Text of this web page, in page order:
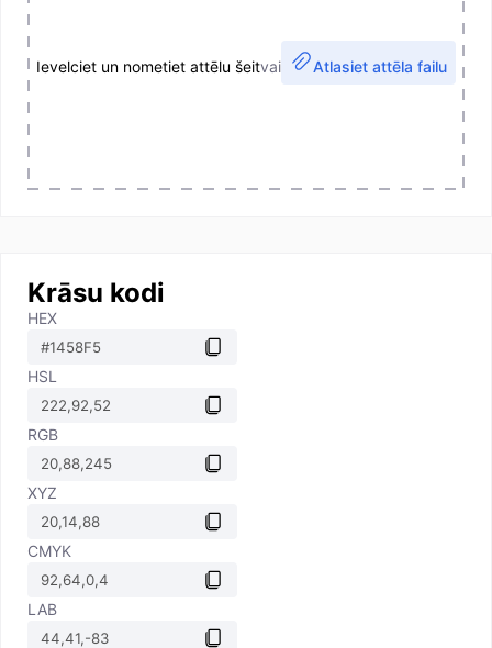
Ievelciet un nometiet attēlu šeitvai Atlasiet attēla failu
Krāsu kodi
HEX
HSL
RGB
XYZ
CMYK
LAB